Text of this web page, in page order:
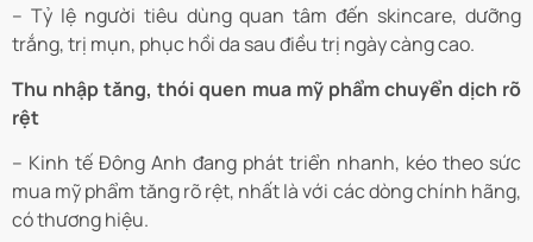
– Tỷ lệ người tiêu dùng quan tâm đến skincare, dưỡng
trắng, trị mụn, phục hồi da sau điều trị ngày càng cao.
Thu nhập tăng, thói quen mua mỹ phẩm chuyển dịch rõ
rệt
– Kinh tế Đông Anh đang phát triển nhanh, kéo theo sức
mua mỹ phẩm tăng rõ rệt, nhất là với các dòng chính hãng,
có thương hiệu.